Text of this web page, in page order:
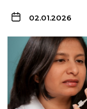
02.01.2026